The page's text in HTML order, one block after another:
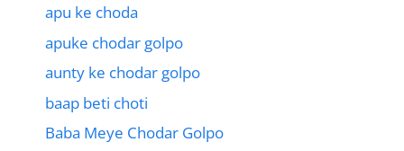
apu ke choda
apuke chodar golpo
aunty ke chodar golpo
baap beti choti
Baba Meye Chodar Golpo